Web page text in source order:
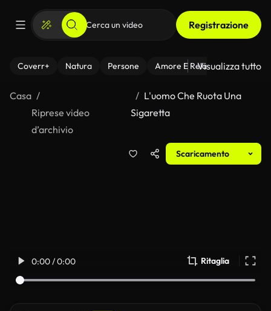
Registrazione
Coverr+ Natura Persone Amore E Relazioni Il
Visualizza tutto
Casa
Riprese video
d’archivio
L'uomo Che Ruota Una
Sigaretta
Scaricamento
0:00 / 0:00 Ritaglia